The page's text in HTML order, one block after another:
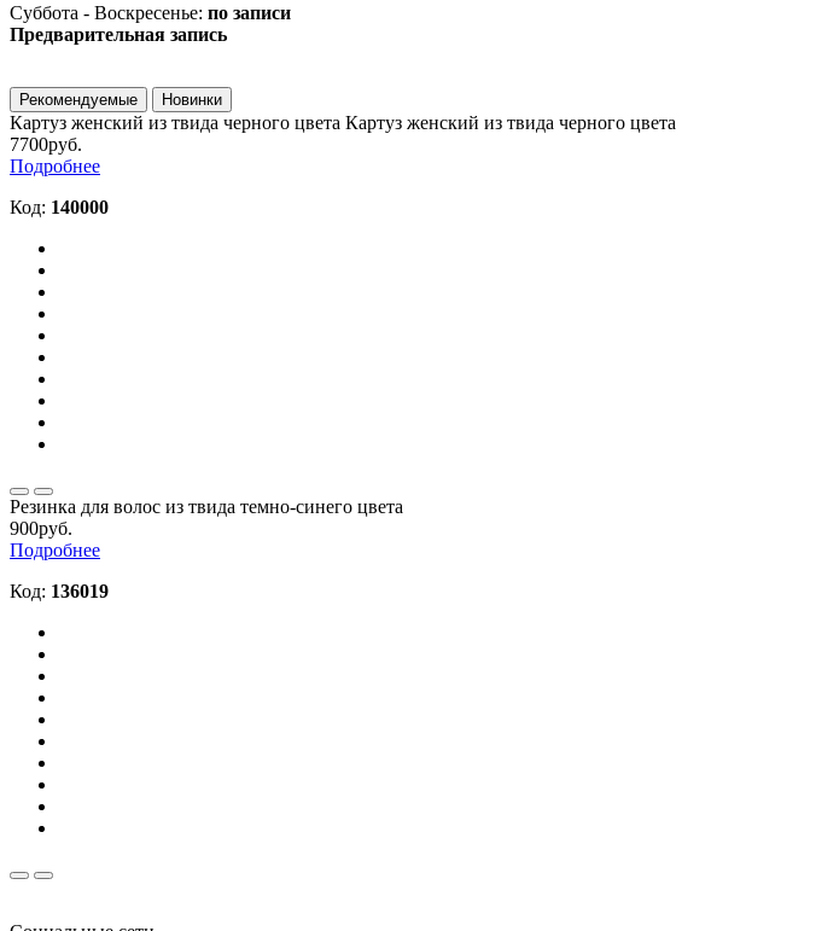
Суббота - Воскресенье: по записи
Предварительная запись
Рекомендуемые Новинки
Картуз женский из твида черного цвета Картуз женский из твида черного цвета
7700руб.
Подробнее
Код: 140000
Резинка для волос из твида темно-синего цвета
900руб.
Подробнее
Код: 136019